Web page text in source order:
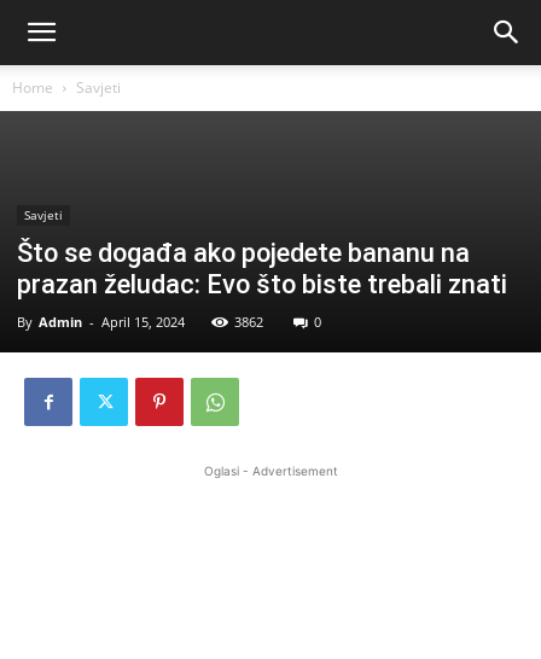
Home Savjeti
Savjeti
Što se događa ako pojedete bananu na
prazan želudac: Evo što biste trebali znati
By Admin - April 15, 2024 3862 0
Oglasi - Advertisement